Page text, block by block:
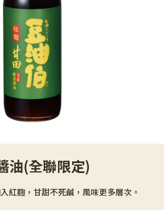
油(全聯限定)
紅麴，甘甜不死鹹，風味更多層次。